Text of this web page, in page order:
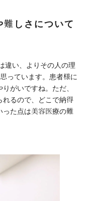
しさについて
違い、よりその人の理
っています。患者様に
がいですね。ただ、
れるので、どこで納得
った点は美容医療の難